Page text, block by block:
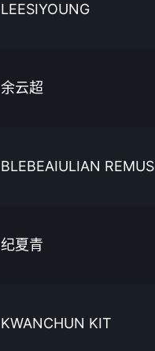
LEESIYOUNG
余云超
BLEBEAIULIAN REMUS
纪夏青
KWANCHUN KIT